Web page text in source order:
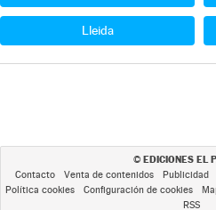
Lleida
© EDICIONES EL
Contacto Venta de contenidos Publicidad
Política cookies
Configuración de cookies
RSS